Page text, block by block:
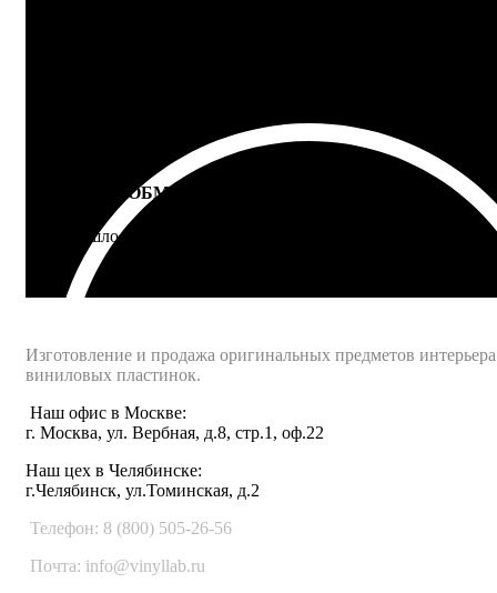
ВОЗВРАТ И ОБМЕН
Не подошло - вернем деньги
Изготовление и продажа оригинальных предметов
виниловых пластинок.
Наш офис в Москве:
г. Москва, ул. Вербная, д.8, стр.1, оф.22
Наш цех в Челябинске:
г.Челябинск, ул.Томинская, д.2
Телефон: 8 (800) 505-26-56
Почта: info@vinyllab.ru